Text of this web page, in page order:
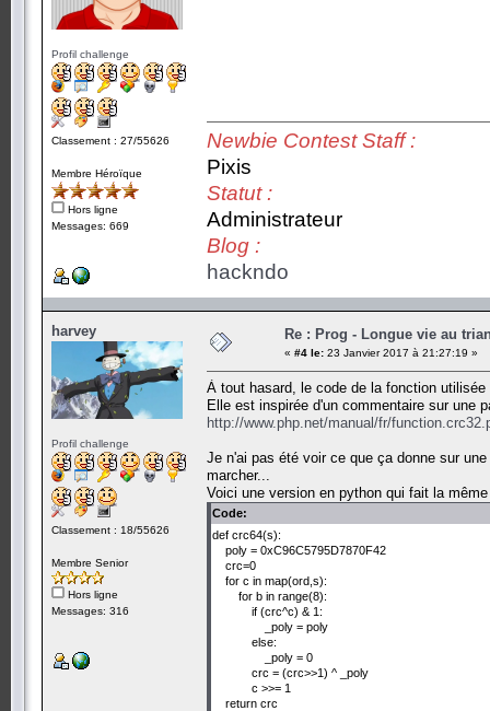
Profil challenge
Classement : 27/55626
Membre Héroïque
Hors ligne
Messages: 669
Newbie Contest Staff :
Pixis
Statut :
Administrateur
Blog :
hackndo
harvey
Profil challenge
Classement : 18/55626
Membre Senior
Hors ligne
Messages: 316
Re : Prog - Longue vie au
« #4 le: 23 Janvier 2017 à 21:27:19 »
À tout hasard, le code de la fonction utilisée
Elle est inspirée d'un commentaire sur une
http://www.php.net/manual/fr/
Je n'ai pas été voir ce que ça donne sur
marcher...
Voici une version en python qui fait la
Code:
def crc64(s):
poly = 0xC96C5795D7870F42
crc=0
for c in map(ord,s):
for b in range(8):
if (crc^c) & 1:
_poly = poly
else:
_poly = 0
crc = (crc>>1) ^ _poly
c >>= 1
return crc